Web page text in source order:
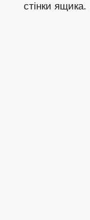
стінки ящика.